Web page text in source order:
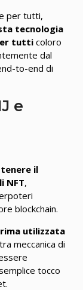
per tutti,
tecnologia
tutti coloro
dal
to-end di
e
il
NFT,
blockchain.
utilizzata
meccanica di
tocco